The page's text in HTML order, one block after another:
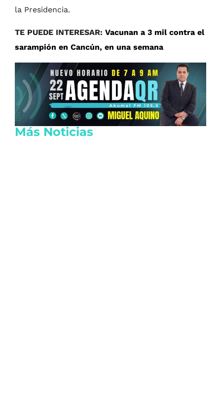
la Presidencia.
TE PUEDE INTERESAR: Vacunan a 3 mil contra el
sarampión en Cancún, en una semana
Más Noticias